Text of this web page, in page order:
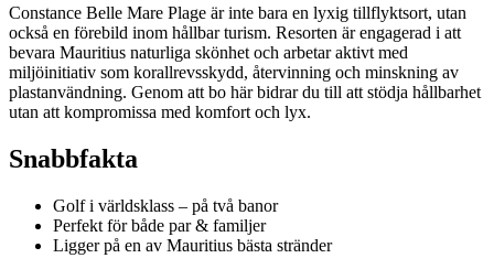
Constance Belle Mare Plage är inte bara en lyxig tillflyktsort, utan
också en förebild inom hållbar turism. Resorten är engagerad i att
bevara Mauritius naturliga skönhet och arbetar aktivt med
miljöinitiativ som korallrevsskydd, återvinning och minskning av
plastanvändning. Genom att bo här bidrar du till att stödja hållbarhet
utan att kompromissa med komfort och lyx.
Snabbfakta
Golf i världsklass – på två banor
Perfekt för både par & familjer
Ligger på en av Mauritius bästa stränder